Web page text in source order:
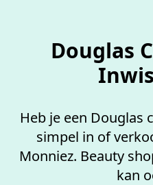
Douglas
Heb je een Douglas
simpel in of
Monniez. Beauty
kan